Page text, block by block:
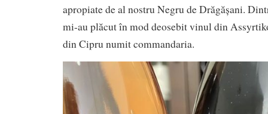
apropiate de al nostru Negru de Drăgășani.
mi-au plăcut în mod deosebit vinul din
din Cipru numit commandaria.